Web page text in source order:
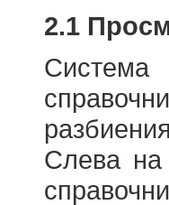
2.1
Слева на